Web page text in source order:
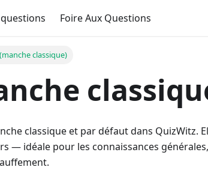
Foire Aux Questions
classique)
classique et par défaut dans QuizWitz.
— idéale pour les connaissances